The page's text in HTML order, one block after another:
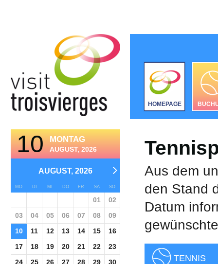
10 MONTAG
AUGUST, 2026
AUGUST, 2026
MO DI MI DO FR SA SO
01
02
03
04 05 06 07 08
09
10
11 12 13 14 15
16
17
18 19 20 21 22
23
24
25 26 27 28 29
30
HOMEPAGE
Aus dem
den Stand
Datum
TENNIS